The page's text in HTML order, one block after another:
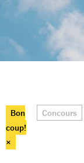
Bon
coup!
×
Concours